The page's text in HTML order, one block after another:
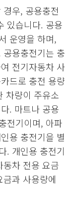
우, 공용충전
있습니다. 공용
운영을 하며,
용충전기는 충
전기자동차 사
드로 충전 용량
차량이 주유소
. 마트나 공용
전기이며, 아파
용 충전기을 별
. 개인용 충전기
차 전용 요금
과 사용량에